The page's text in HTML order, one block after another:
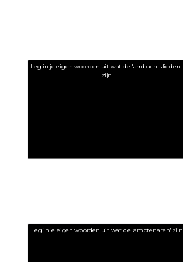
Leg in je eigen woorden uit wat de 'ambachtslieden'
zijn
Leg in je eigen woorden uit wat de 'ambtenaren' zijn